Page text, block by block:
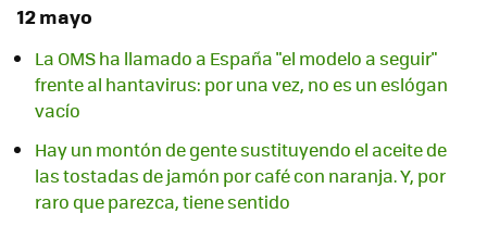
12 mayo
La OMS ha llamado a España "el modelo a seguir"
frente al hantavirus: por una vez, no es un eslógan
vacío
Hay un montón de gente sustituyendo el aceite de
las tostadas de jamón por café con naranja. Y, por
raro que parezca, tiene sentido